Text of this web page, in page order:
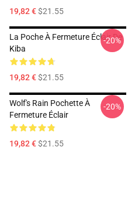
19,82 €$21.55
La Poche À Fermeture Éclair De
Kiba
19,82 €$21.55
-20%
Wolf's Rain Pochette À
Fermeture Éclair
19,82 €$21.55
-20%